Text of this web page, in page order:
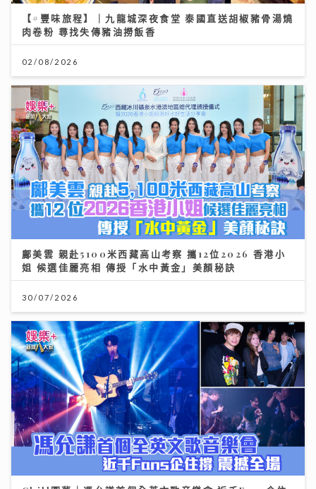
【#豐味旅程】｜九龍城深夜食堂 泰國直送胡椒豬骨湯燒
肉卷粉 尋找失傳豬油撈飯香
02/08/2026
鄺美雲 親赴5100米西藏高山考察 攜12位2026 香港小
姐 候選佳麗亮相 傳授「水中黃金」美顏秘訣
30/07/2026